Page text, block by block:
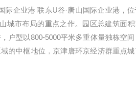
际企业港 联东U谷·唐山国际企业港，
城市布局的重点之作。园区总建筑面
户型以800-5000平米多重体量独栋空
的中枢地位，京津唐环京经济群重点城